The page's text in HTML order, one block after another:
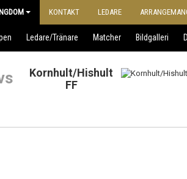
KONTAKT LEDARE
Ledare/Tränare Matcher Bildgalleri
Kornhult/Hishult
FF